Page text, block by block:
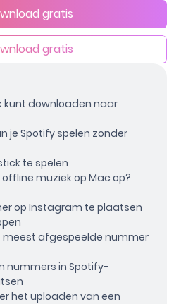
gratis
gratis
kunt downloaden naar
je Spotify spelen zonder
te spelen
muziek op Mac op?
op Instagram te plaatsen
meest afgespeelde nummer
nummers in Spotify-
het uploaden van een